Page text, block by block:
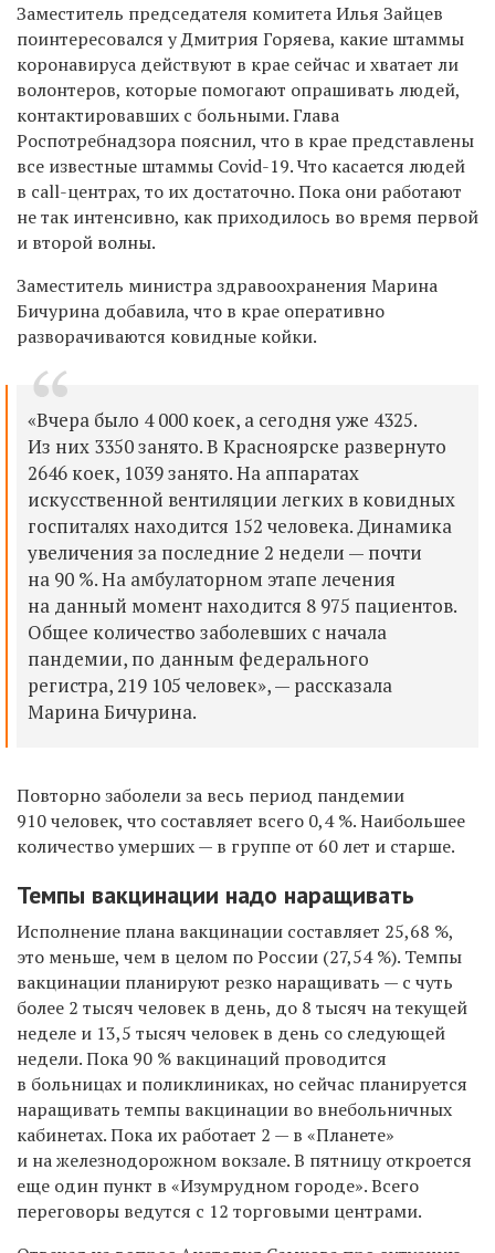
Заместитель председателя комитета Илья Зайцев
поинтересовался у Дмитрия Горяева, какие штаммы
коронавируса действуют в крае сейчас и хватает ли
волонтеров, которые помогают опрашивать людей,
контактировавших с больными. Глава
Роспотребнадзора пояснил, что в крае представлены
все известные штаммы Covid-19. Что касается людей
в call-центрах, то их достаточно. Пока они работают
не так интенсивно, как приходилось во время первой
и второй волны.
Заместитель министра здравоохранения Марина
Бичурина добавила, что в крае оперативно
разворачиваются ковидные койки.
«Вчера было 4 000 коек, а сегодня уже 4325.
Из них 3350 занято. В Красноярске развернуто
2646 коек, 1039 занято. На аппаратах
искусственной вентиляции легких в ковидных
госпиталях находится 152 человека. Динамика
увеличения за последние 2 недели — почти
на 90 %. На амбулаторном этапе лечения
на данный момент находится 8 975 пациентов.
Общее количество заболевших с начала
пандемии, по данным федерального
регистра, 219 105 человек», — рассказала
Марина Бичурина.
Повторно заболели за весь период пандемии
910 человек, что составляет всего 0,4 %. Наибольшее
количество умерших — в группе от 60 лет и старше.
Темпы вакцинации надо наращивать
Исполнение плана вакцинации составляет 25,68 %,
это меньше, чем в целом по России (27,54 %). Темпы
вакцинации планируют резко наращивать — с чуть
более 2 тысяч человек в день, до 8 тысяч на текущей
неделе и 13,5 тысяч человек в день со следующей
недели. Пока 90 % вакцинаций проводится
в больницах и поликлиниках, но сейчас планируется
наращивать темпы вакцинации во внебольничных
кабинетах. Пока их работает 2 — в «Планете»
и на железнодорожном вокзале. В пятницу откроется
еще один пункт в «Изумрудном городе». Всего
переговоры ведутся с 12 торговыми центрами.